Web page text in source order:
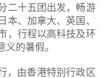
二十五团出发，畅游
本、加拿大、英国、
，行程以高科技及环
的暑假。
，由香港特别行政区